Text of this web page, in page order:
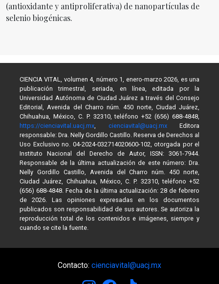
(antioxidante y antiproliferativa) de nanopartículas de
selenio biogénicas.
CIENCIA VITAL, volumen 4, número 1, enero-marzo 2026, es una
publicación trimestral, seriada, en línea, editada por la
Universidad Autónoma de Ciudad Juárez a través del Consejo
Editorial, Avenida del Charro núm. 450 norte, Ciudad Juárez,
Chihuahua, México, C. P. 32310, teléfono +52 (656) 688-4848,
https://cienciavital.uacj.mx
cienciavital@uacj.mxEditora
responsable: Dra. Nelly Gordillo Castillo. Reserva de Derechos al
Uso Exclusivo no. 04-2024-032714020600-102, otorgada por el
Instituto Nacional del Derecho de Autor, ISSN: 3061-7944.
Responsable de la última actualización de este número: Dra.
Nelly Gordillo Castillo, Avenida del Charro núm. 450 norte,
Ciudad Juárez, Chihuahua, México, C. P. 32310, teléfono +52
(656) 688-4848. Fecha de la última actualización: 28 de febrero
de 2026. Las opiniones expresadas en los documentos
publicados son responsabilidad de sus autores. Se autoriza la
reproducción total de los contenidos e imágenes, siempre y
cuando se cite la fuente.
Contacto: cienciavital@uacj.mx